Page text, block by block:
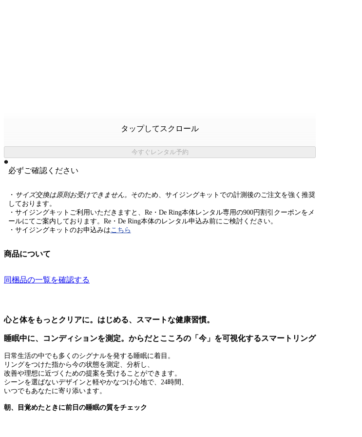
タップしてスクロール
今すぐレンタル予約
必ずご確認ください
・ サイズ交換は原則お受けできません。 そのため、サイジングキットでの計測後のご注文を強く推奨
しております。
・サイジングキットご利用いただきますと、Re・De Ring本体レンタル専用の900円割引クーポンをメ
ールにてご案内しております。Re・De Ring本体のレンタル申込み前にご検討ください。
・サイジングキットのお申込みは こちら
商品について
同梱品の一覧を確認する
心と体をもっとクリアに。はじめる、スマートな健康習慣。
睡眠中に、コンディションを測定。からだとこころの「今」を可視化するスマートリング
日常生活の中でも多くのシグナルを発する睡眠に着目。
リングをつけた指から今の状態を測定、分析し、
改善や理想に近づくための提案を受けることができます。
シーンを選ばないデザインと軽やかなつけ心地で、24時間、
いつでもあなたに寄り添います。
朝、目覚めたときに前日の睡眠の質をチェック